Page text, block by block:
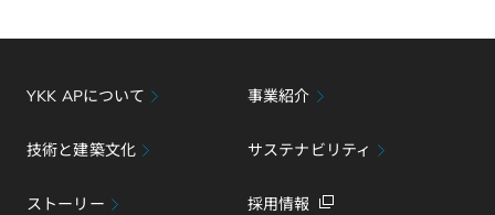
o
I
YKK APについて 事業紹介
技術と建築文化 サステナビリティ
ストーリー 採用情報